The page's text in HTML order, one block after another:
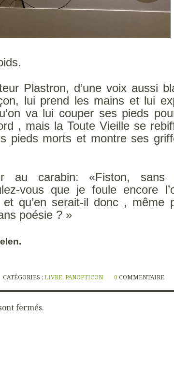
Plastron, d’une voix aussi
lui prend les mains et lui
va lui couper ses pieds
, mais la Toute Vieille se
pieds morts et montre ses
au carabin: «Fiston, sans
vous que je foule encore
qu’en serait-il donc , même
poésie ? »
CATÉGORIES :LIVRE,PANOPTICON 0 COMMENTAIRE
fermés.